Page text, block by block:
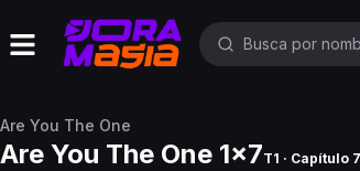
Are You The One
Are You The One 1x7T1 · Capítulo 7